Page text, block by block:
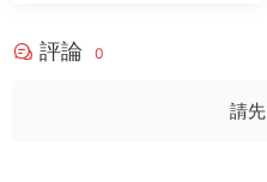
評論 0
請先